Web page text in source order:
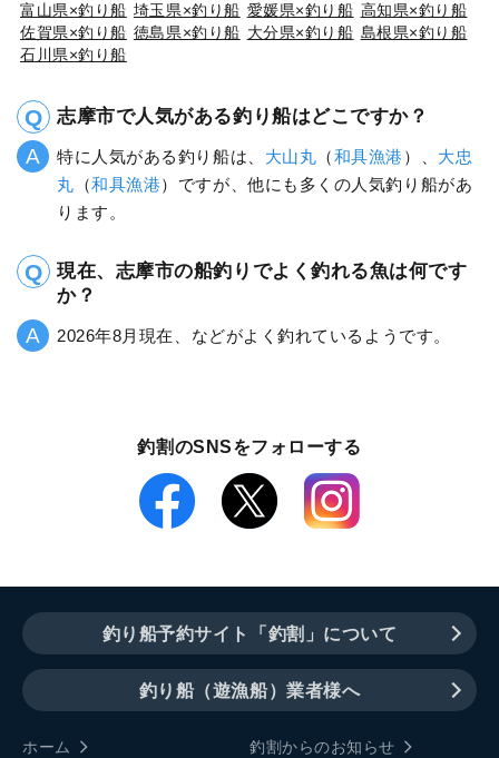
富山県×釣り船 埼玉県×釣り船 愛媛県×釣り船 高知県×釣り船
佐賀県×釣り船 徳島県×釣り船 大分県×釣り船 島根県×釣り船
石川県×釣り船
志摩市で人気がある釣り船はどこですか？
特に人気がある釣り船は、 大山丸 （和具漁港 ）、 大忠
丸 （和具漁港）ですが、他にも多くの人気釣り船があ
ります。
現在、志摩市の船釣りでよく釣れる魚は何です
か？
2026年8月現在、などがよく釣れているようです。
釣割のSNSをフォローする
釣り船予約サイト「釣割」について
釣り船（遊漁船）業者様へ
ホーム
釣割からのお知らせ